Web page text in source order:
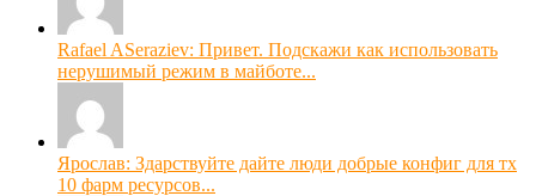
Rafael ASeraziev: Привет. Подскажи как использовать
нерушимый режим в майботе...
Ярослав: Здарствуйте дайте люди добрые конфиг для тх
10 фарм ресурсов...